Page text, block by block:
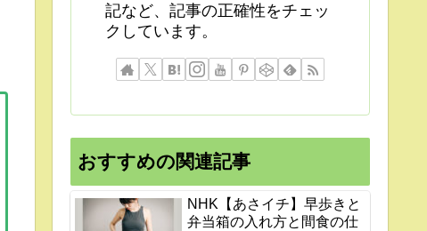
記など、記事の正確性をチェッ
クしています。
おすすめの関連記事
NHK【あさイチ】早歩きと
弁当箱の入れ方と間食の仕